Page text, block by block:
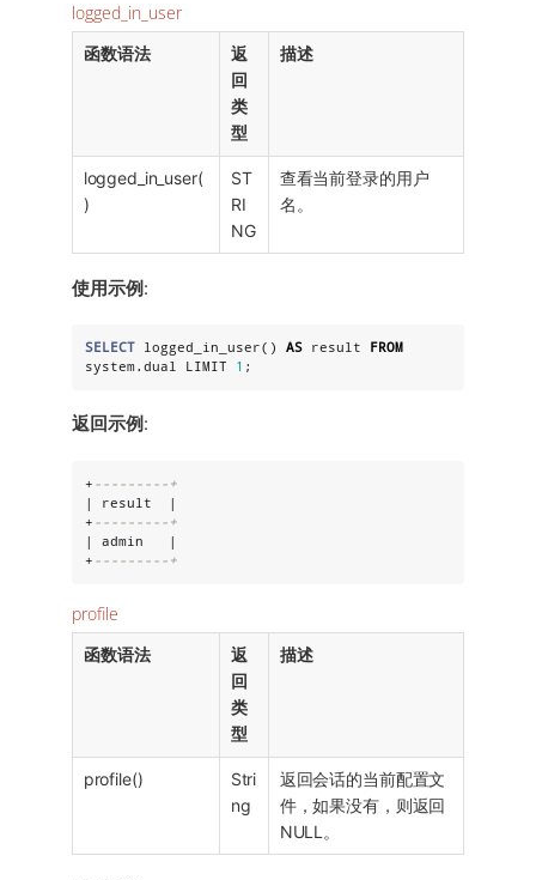
logged_in_user
函数语法
返
回
类
型
描述
logged_in_user(
)
ST
RI
NG
查看当前登录的用户
名。
使用示例 :
SELECT logged_in_user() AS result FROM
system.dual LIMIT 1 ;
返回示例 :
+ ---------+
| result  |
+ ---------+
| admin   |
+ ---------+
profile
函数语法
返
回
类
型
描述
profile()
Stri
ng
返回会话的当前配置文
件，如果没有，则返回
NULL。